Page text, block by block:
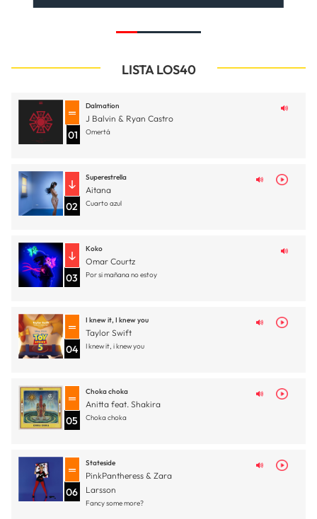
LISTA LOS40
01
Dalmation
J Balvin & Ryan Castro
Omertá
02
Superestrella
Aitana
Cuarto azul
03
Koko
Omar Courtz
Por si mañana no estoy
04
I knew it, I knew you
Taylor Swift
I knew it, i knew you
05
Choka choka
Anitta feat. Shakira
Choka choka
06
Stateside
PinkPantheress & Zara
Larsson
Fancy some more?